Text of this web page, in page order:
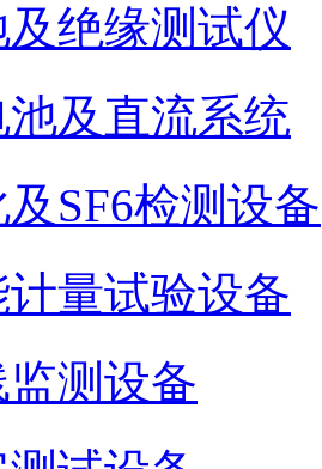
绝缘测试仪
及直流系统
SF6检测设备
计量试验设备
测设备